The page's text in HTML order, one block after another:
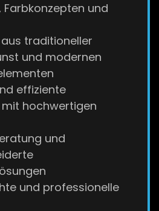
Farbkonzepten und
traditioneller
und modernen
effiziente
hochwertigen
und
und professionelle